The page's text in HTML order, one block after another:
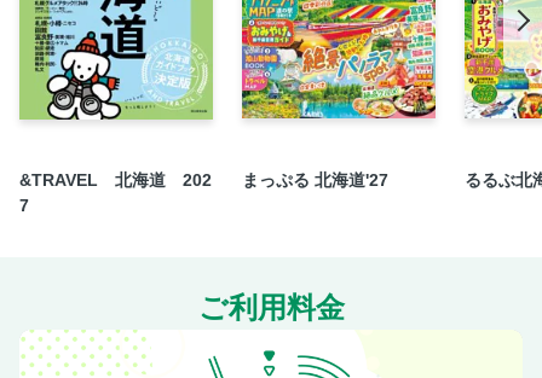
今、行きたいKYOTO決定版！／魅惑の京グルメ／おばんざ
い
今、行きたいKYOTO決定版！／魅惑の京グルメ／京野菜レ
ストラン
ニング
今、行きたいKYOTO決定版！／人気カフェ＆スイーツ／老
舗プロデュースカフェ
&TRAVEL 北海道 202
7
まっぷる 北海道'27 るるぶ北
ご利用料金